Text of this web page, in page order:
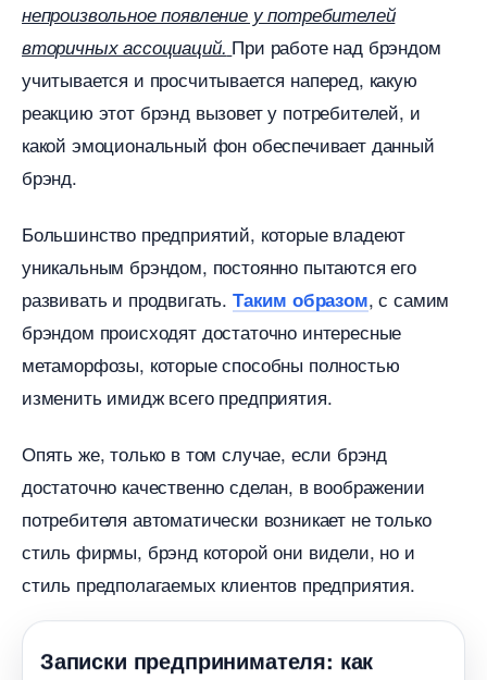
непроизвольное появление у потребителей
торичных ассоциаций. При работе над брэндом
учитывается и просчитывается наперед, какую
реакцию этот брэнд вызовет у потребителей, и
какой эмоциональный фон обеспечивает данный
рэнд.
Большинство предприятий, которые владеют
уникальным брэндом, постоянно пытаются его
развивать и продвигать. Таким образом, с самим
рэндом происходят достаточно интересные
метаморфозы, которые способны полностью
изменить имидж всего предприятия.
Опять же, только в том случае, если брэнд
достаточно качественно сделан, в воображении
потребителя автоматически возникает не только
стиль фирмы, брэнд которой они видели, но и
стиль предполагаемых клиентов предприятия.
Записки предпринимателя: как